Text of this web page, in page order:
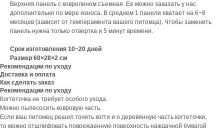
Верхняя панель с ковролином съемная. Ее можно заказать у нас
дополнительно по мере износа. В среднем 1 панели хватает на 6−8
месяцев (зависит от темперамента вашего питомца). Чтобы заменить
панель нужна только отвертка и 5 минут времени.
Срок изготовления 10−20 дней
Размер 60×28×2 см
Рекомендации по уходу
Доставка и оплата
Как сделать заказ
Рекомендации по уходу
Когтеточка не требует особого ухода.
Можно пылесосить ковровую часть.
Если ваш питомец решил точить когти и о деревянную часть когтеточки,
то можно отшлифовать поврежденную поверхность наждачной бумагой